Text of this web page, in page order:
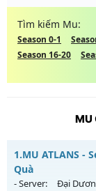
Tìm kiếm Mu:
Season 0-1
Season 16-20
MU
1.MU ATLANS -
Quà
- Server: Đại